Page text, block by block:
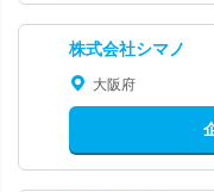
株式会社シマノ
大阪府